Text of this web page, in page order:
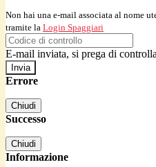
Non hai una e-mail associata al nome
tramite la Login Spaggiari
E-mail inviata, si prega di
Errore
Chiudi
Successo
Chiudi
Informazione